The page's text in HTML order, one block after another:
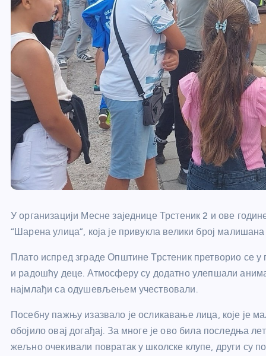
У организацији Месне заједнице Трстеник 2 и ове
“Шарена улица”, која је привукла велики број
Плато испред зграде Општине Трстеник претворио се
и радошћу деце. Атмосферу су додатно улепшали
најмлађи са одушевљењем учествовали.
Посебну пажњу изазвало је осликавање лица, које је
обојило овај догађај. За многе је ово била последња
жељно очекивали повратак у школске клупе, други су